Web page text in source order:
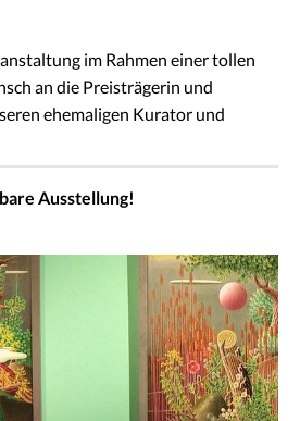
im Rahmen einer tollen
an die Preisträgerin und
ehemaligen Kurator und
Ausstellung!